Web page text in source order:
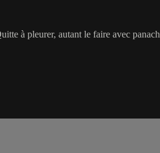
à pleurer, autant le faire avec